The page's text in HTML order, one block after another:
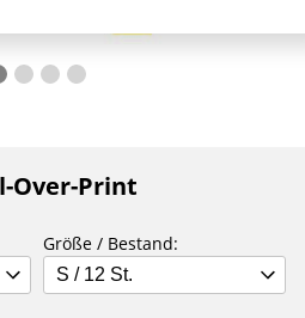
Over-Print
Größe / Bestand:
S / 12 St.